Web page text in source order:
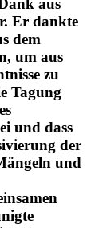
aus
Er dankte
dem
um aus
zu
Tagung
und dass
der
und